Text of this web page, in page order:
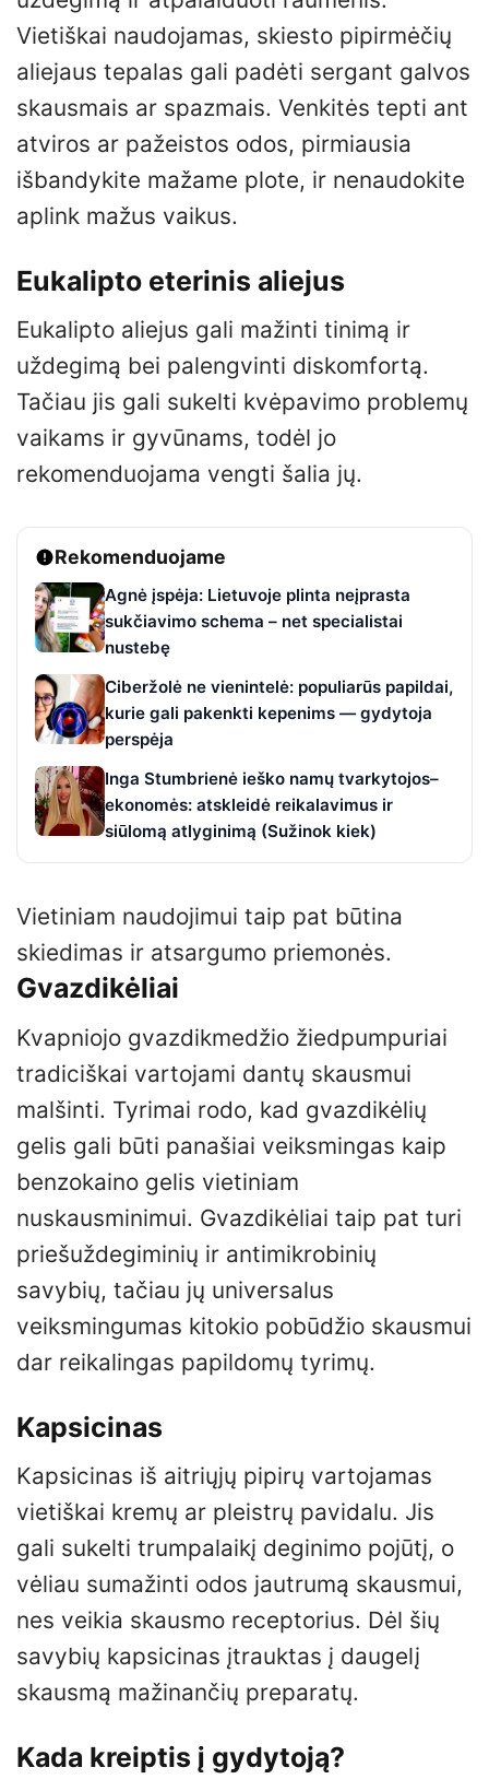
Vietiškai naudojamas, skiesto pipirmėčių
aliejaus tepalas gali padėti sergant galvos
skausmais ar spazmais. Venkitės tepti ant
atviros ar pažeistos odos, pirmiausia
išbandykite mažame plote, ir nenaudokite
aplink mažus vaikus.
Eukalipto eterinis aliejus
Eukalipto aliejus gali mažinti tinimą ir
uždegimą bei palengvinti diskomfortą.
Tačiau jis gali sukelti kvėpavimo problemų
vaikams ir gyvūnams, todėl jo
rekomenduojama vengti šalia jų.
Rekomenduojame
Agnė įspėja: Lietuvoje plinta neįprasta
sukčiavimo schema – net specialistai
nustebę
Ciberžolė ne vienintelė: populiarūs papildai,
kurie gali pakenkti kepenims — gydytoja
perspėja
Inga Stumbrienė ieško namų tvarkytojos–
ekonomės: atskleidė reikalavimus ir
siūlomą atlyginimą (Sužinok kiek)
Vietiniam naudojimui taip pat būtina
skiedimas ir atsargumo priemonės.
Gvazdikėliai
Kvapniojo gvazdikmedžio žiedpumpuriai
tradiciškai vartojami dantų skausmui
malšinti. Tyrimai rodo, kad gvazdikėlių
gelis gali būti panašiai veiksmingas kaip
benzokaino gelis vietiniam
nuskausminimui. Gvazdikėliai taip pat turi
priešuždegiminių ir antimikrobinių
savybių, tačiau jų universalus
veiksmingumas kitokio pobūdžio skausmui
dar reikalingas papildomų tyrimų.
Kapsicinas
Kapsicinas iš aitriųjų pipirų vartojamas
vietiškai kremų ar pleistrų pavidalu. Jis
gali sukelti trumpalaikį deginimo pojūtį, o
vėliau sumažinti odos jautrumą skausmui,
nes veikia skausmo receptorius. Dėl šių
savybių kapsicinas įtrauktas į daugelį
skausmą mažinančių preparatų.
Kada kreiptis į gydytoją?